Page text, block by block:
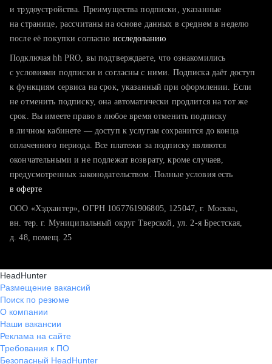
тратите много времени на поиск и вручную поднимаете
хотите сравнить себя с конкурентами и оценить шансы
и трудоустройства. Преимущества подписки, указанные
на странице, рассчитаны на основе данных в среднем в неделю
после её покупки согласно исследованию
Подключая hh PRO, вы подтверждаете, что ознакомились
с условиями подписки и согласны с ними. Подписка даёт доступ
к функциям сервиса на срок, указанный при оформлении. Если
не отменить подписку, она автоматически продлится на тот же
срок. Вы имеете право в любое время отменить подписку
в личном кабинете — доступ к услугам сохранится до конца
оплаченного периода. Все платежи за подписку являются
окончательными и не подлежат возврату, кроме случаев,
предусмотренных законодательством. Полные условия есть
в оферте
ООО «Хэдхантер», ОГРН 1067761906805, 125047, г. Москва,
вн. тер. г. Муниципальный округ Тверской, ул. 2-я Брестская,
д. 48, помещ. 25
HeadHunter
Размещение вакансий
Поиск по резюме
О компании
Наши вакансии
Реклама на сайте
Требования к ПО
Безопасный HeadHunter